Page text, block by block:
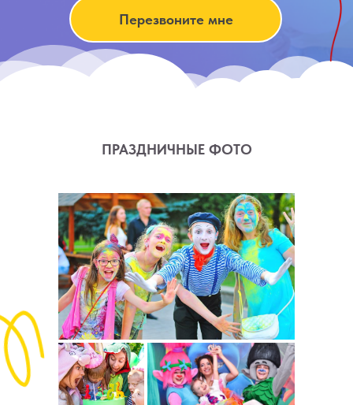
Перезвоните мне
ПРАЗДНИЧНЫЕ ФОТО